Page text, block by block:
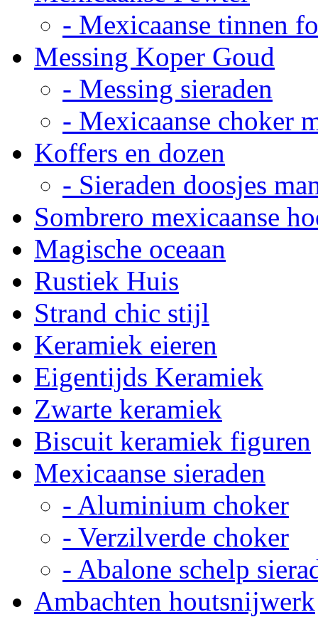
- Mexicaanse tinnen
Messing Koper Goud
- Messing sieraden
- Mexicaanse choker
Koffers en dozen
- Sieraden doosjes
Sombrero mexicaanse
Magische oceaan
Rustiek Huis
Strand chic stijl
Keramiek eieren
Eigentijds Keramiek
Zwarte keramiek
Biscuit keramiek figuren
Mexicaanse sieraden
- Aluminium choker
- Verzilverde choker
- Abalone schelp
Ambachten houtsnijwerk